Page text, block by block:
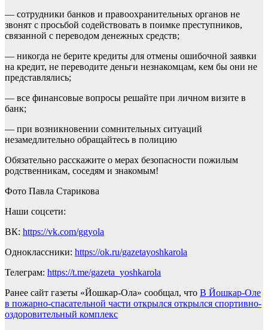
— сотрудники банков и правоохранительных органов не
звонят с просьбой содействовать в поимке преступников,
связанной с переводом денежных средств;
— никогда не берите кредиты для отмены ошибочной заявки
на кредит, не переводите деньги незнакомцам, кем бы они не
представлялись;
— все финансовые вопросы решайте при личном визите в
банк;
— при возникновении сомнительных ситуаций
незамедлительно обращайтесь в полицию
Обязательно расскажите о мерах безопасности пожилым
родственникам, соседям и знакомым!
Фото Павла Старикова
Наши соцсети:
ВК: https://vk.com/ggyola
Одноклассники: https://ok.ru/gazetayoshkarola
Телеграм: https://t.me/gazeta_yoshkarola
Ранее сайт газеты «Йошкар-Ола» сообщал, что В Йошкар-Оле
в пожарно-спасательной части открылся открылся спортивно-
оздоровительный комплекс